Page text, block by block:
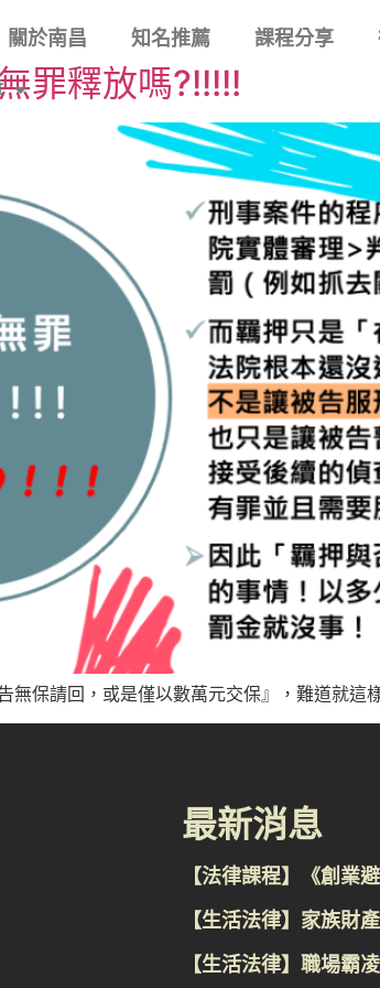
關於南昌 知名推薦 課程分享
罪釋放嗎?!!!!!
無保請回，或是僅以數萬元交保』，難道就
最新消息
【法律課程】《創業
【生活法律】家族財
【生活法律】職場霸